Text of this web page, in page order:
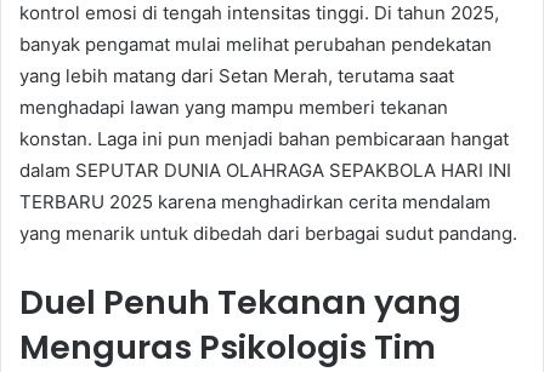
kontrol emosi di tengah intensitas tinggi. Di tahun 2025,
banyak pengamat mulai melihat perubahan pendekatan
yang lebih matang dari Setan Merah, terutama saat
menghadapi lawan yang mampu memberi tekanan
konstan. Laga ini pun menjadi bahan pembicaraan hangat
dalam SEPUTAR DUNIA OLAHRAGA SEPAKBOLA HARI INI
TERBARU 2025 karena menghadirkan cerita mendalam
yang menarik untuk dibedah dari berbagai sudut pandang.
Duel Penuh Tekanan yang
Menguras Psikologis Tim